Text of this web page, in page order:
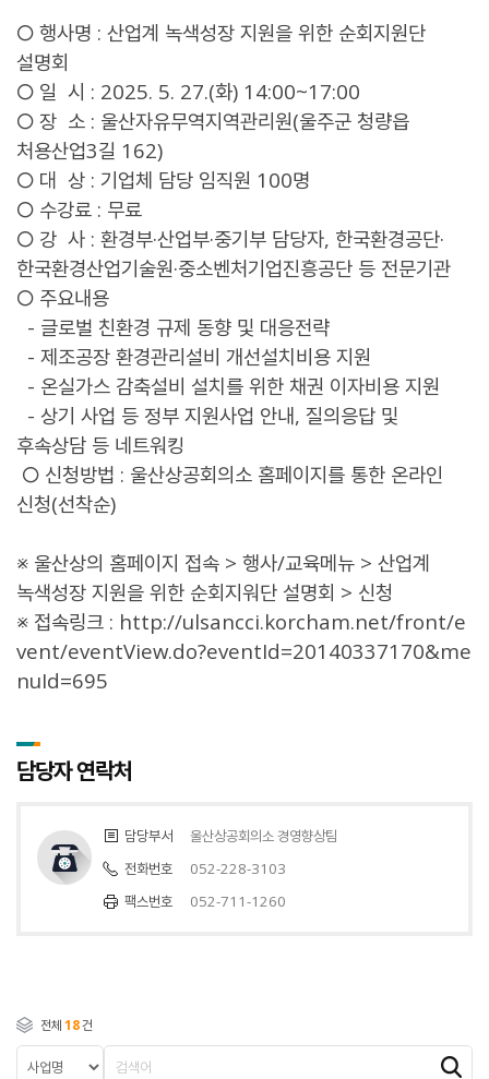
○ 행사명 : 산업계 녹색성장 지원을 위한 순회지원단
설명회
○ 일 시 : 2025. 5. 27.(화) 14:00~17:00
○ 장 소 : 울산자유무역지역관리원(울주군 청량읍
처용산업3길 162)
○ 대 상 : 기업체 담당 임직원 100명
○ 수강료 : 무료
○ 강 사 : 환경부·산업부·중기부 담당자, 한국환경공단·
한국환경산업기술원·중소벤처기업진흥공단 등 전문기관
○ 주요내용
- 글로벌 친환경 규제 동향 및 대응전략
- 제조공장 환경관리설비 개선설치비용 지원
- 온실가스 감축설비 설치를 위한 채권 이자비용 지원
- 상기 사업 등 정부 지원사업 안내, 질의응답 및
후속상담 등 네트워킹
○ 신청방법 : 울산상공회의소 홈페이지를 통한 온라인
신청(선착순)
※ 울산상의 홈페이지 접속 > 행사/교육메뉴 > 산업계
녹색성장 지원을 위한 순회지워단 설명회 > 신청
※ 접속링크 : http://ulsancci.korcham.net/front/e
vent/eventView.do?eventId=20140337170&me
nuId=695
담당자 연락처
담당부서
울산상공회의소 경영향상팀
전화번호
052-228-3103
팩스번호
052-711-1260
전체18건